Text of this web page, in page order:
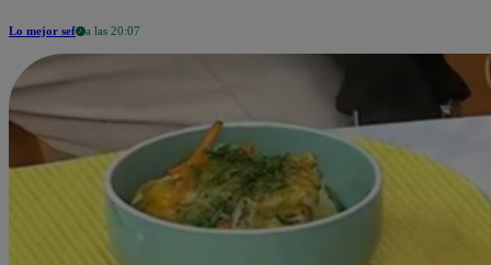
Lo mejor sef a las 20:07